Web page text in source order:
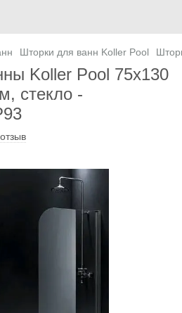
Шторки для ванн Koller Pool
Koller Pool 75x130
стекло -